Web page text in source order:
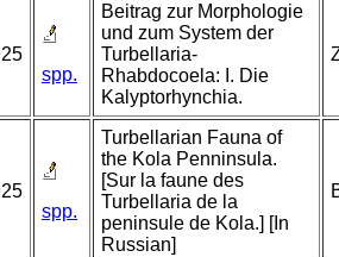
spp.
Beitrag zur Morphologie
und zum System der
Turbellaria-
Rhabdocoela: I. Die
Kalyptorhynchia.
spp.
Turbellarian Fauna of
the Kola Penninsula.
[Sur la faune des
Turbellaria de la
peninsule de Kola.] [In
Russian]